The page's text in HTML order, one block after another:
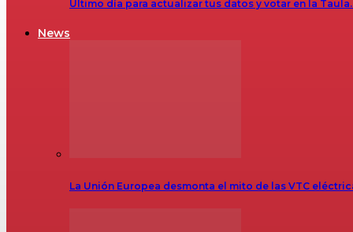
Último día para actualizar tus datos y votar en la
News
La Unión Europea desmonta el mito de las VTC